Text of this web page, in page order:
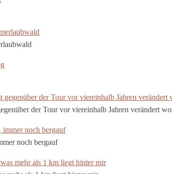
der Tour vor viereinhalb Jahren verändert
noch bergauf